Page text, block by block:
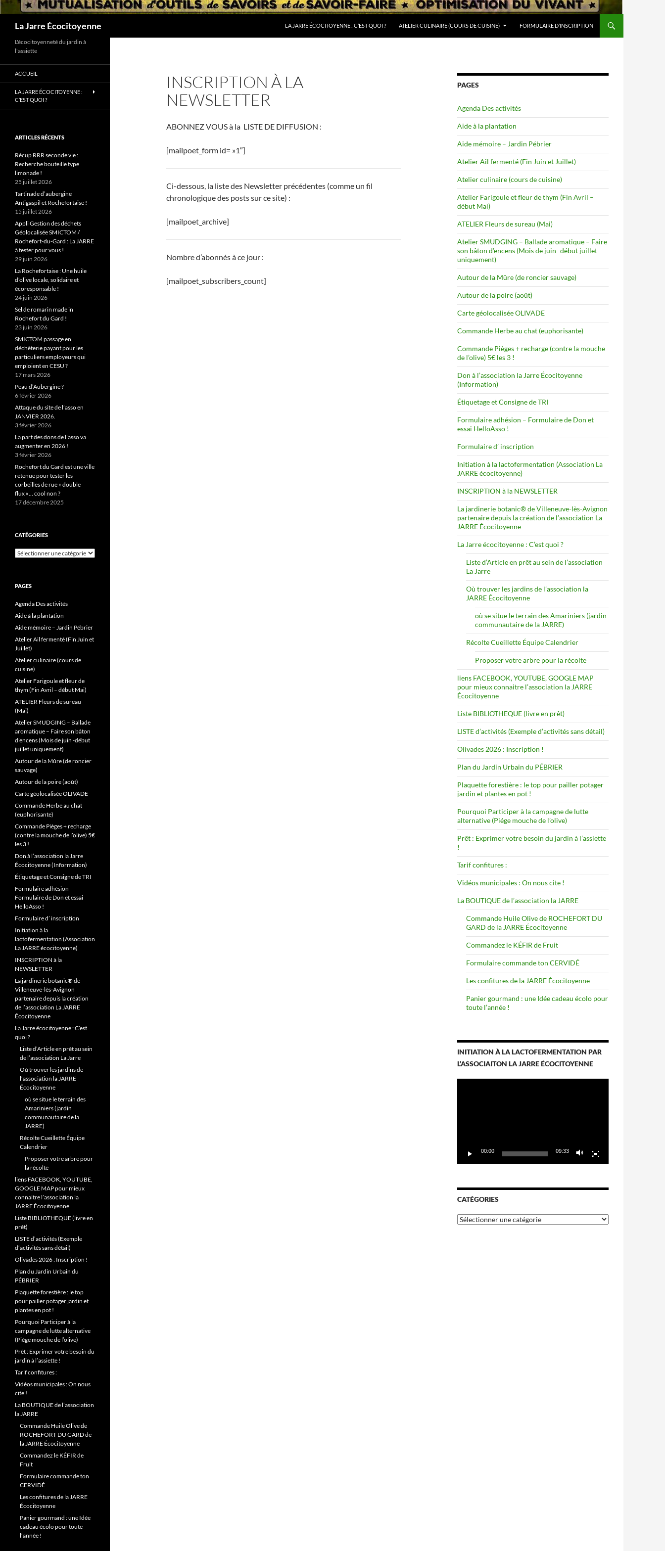
La Jarre Écocitoyenne LA JARRE ÉCOCITOYENNE : C’EST QUOI ? ATELIER CULINAIRE (COURS DE CUISINE) FORMULAIRE D’INSCRIPTION
INSCRIPTION À LA
NEWSLETTER
ABONNEZ VOUS à la LISTE DE DIFFUSION :
[mailpoet_form id= »1″]
Ci-dessous, la liste des Newsletter précédentes (comme un fil
chronologique des posts sur ce site) :
[mailpoet_archive]
Nombre d’abonnés à ce jour :
[mailpoet_subscribers_count]
PAGES
Agenda Des activités
Aide à la plantation
Aide mémoire – Jardin Pébrier
Atelier Ail fermenté (Fin Juin et Juillet)
Atelier culinaire (cours de cuisine)
Atelier Farigoule et fleur de thym (Fin Avril –
début Mai)
ATELIER Fleurs de sureau (Mai)
Atelier SMUDGING – Ballade aromatique – Faire
son bâton d’encens (Mois de juin -début juillet
uniquement)
Autour de la Mûre (de roncier sauvage)
Autour de la poire (août)
Carte géolocalisée OLIVADE
Commande Herbe au chat (euphorisante)
Commande Pièges + recharge (contre la mouche
de l’olive) 5€ les 3 !
Don à l’association la Jarre Écocitoyenne
(Information)
Étiquetage et Consigne de TRI
Formulaire adhésion – Formulaire de Don et
essai HelloAsso !
Formulaire d’ inscription
Initiation à la lactofermentation (Association La
JARRE écocitoyenne)
INSCRIPTION à la NEWSLETTER
La jardinerie botanic® de Villeneuve-lès-Avignon
partenaire depuis la création de l’association La
JARRE Écocitoyenne
La Jarre écocitoyenne : C’est quoi ?
Liste d’Article en prêt au sein de l’association
La Jarre
Où trouver les jardins de l’association la
JARRE Écocitoyenne
où se situe le terrain des Amariniers (jardin
communautaire de la JARRE)
Récolte Cueillette Équipe Calendrier
Proposer votre arbre pour la récolte
liens FACEBOOK, YOUTUBE, GOOGLE MAP
pour mieux connaitre l’association la JARRE
Écocitoyenne
Liste BIBLIOTHEQUE (livre en prêt)
LISTE d’activités (Exemple d’activités sans détail)
Olivades 2026 : Inscription !
Plan du Jardin Urbain du PÉBRIER
Plaquette forestière : le top pour pailler potager
jardin et plantes en pot !
Pourquoi Participer à la campagne de lutte
alternative (Piége mouche de l’olive)
Prêt : Exprimer votre besoin du jardin à l’assiette
!
Tarif confitures :
Vidéos municipales : On nous cite !
La BOUTIQUE de l’association la JARRE
Commande Huile Olive de ROCHEFORT DU
GARD de la JARRE Écocitoyenne
Commandez le KÉFIR de Fruit
Formulaire commande ton CERVIDÉ
Les confitures de la JARRE Écocitoyenne
Panier gourmand : une Idée cadeau écolo pour
toute l’année !
INITIATION À LA LACTOFERMENTATION PAR
L’ASSOCIAITON LA JARRE ÉCOCITOYENNE
00:00 09:33
CATÉGORIES
Catégories
L'écocitoyenneté du jardin à
l'assiette
ACCUEIL
LA JARRE ÉCOCITOYENNE :
C’EST QUOI ?
ARTICLES RÉCENTS
Récup RRR seconde vie :
Recherche bouteille type
limonade !
25 juillet 2026
Tartinade d’aubergine
Antigaspil et Rochefortaise !
15 juillet 2026
Appli Gestion des déchets
Géolocalisée SMICTOM /
Rochefort-du-Gard : La JARRE
à tester pour vous !
29 juin 2026
La Rochefortaise : Une huile
d’olive locale, solidaire et
écoresponsable !
24 juin 2026
Sel de romarin made in
Rochefort du Gard !
23 juin 2026
SMICTOM passage en
déchèterie payant pour les
particuliers employeurs qui
emploient en CESU ?
17 mars 2026
Peau d’Aubergine ?
6 février 2026
Attaque du site de l’asso en
JANVIER 2026.
3 février 2026
La part des dons de l’asso va
augmenter en 2026 !
3 février 2026
Rochefort du Gard est une ville
retenue pour tester les
corbeilles de rue « double
flux »… cool non ?
17 décembre 2025
CATÉGORIES
Catégories
PAGES
Agenda Des activités
Aide à la plantation
Aide mémoire – Jardin Pébrier
Atelier Ail fermenté (Fin Juin et
Juillet)
Atelier culinaire (cours de
cuisine)
Atelier Farigoule et fleur de
thym (Fin Avril – début Mai)
ATELIER Fleurs de sureau
(Mai)
Atelier SMUDGING – Ballade
aromatique – Faire son bâton
d’encens (Mois de juin -début
juillet uniquement)
Autour de la Mûre (de roncier
sauvage)
Autour de la poire (août)
Carte géolocalisée OLIVADE
Commande Herbe au chat
(euphorisante)
Commande Pièges + recharge
(contre la mouche de l’olive) 5€
les 3 !
Don à l’association la Jarre
Écocitoyenne (Information)
Étiquetage et Consigne de TRI
Formulaire adhésion –
Formulaire de Don et essai
HelloAsso !
Formulaire d’ inscription
Initiation à la
lactofermentation (Association
La JARRE écocitoyenne)
INSCRIPTION à la
NEWSLETTER
La jardinerie botanic® de
Villeneuve-lès-Avignon
partenaire depuis la création
de l’association La JARRE
Écocitoyenne
La Jarre écocitoyenne : C’est
quoi ?
Liste d’Article en prêt au sein
de l’association La Jarre
Où trouver les jardins de
l’association la JARRE
Écocitoyenne
où se situe le terrain des
Amariniers (jardin
communautaire de la
JARRE)
Récolte Cueillette Équipe
Calendrier
Proposer votre arbre pour
la récolte
liens FACEBOOK, YOUTUBE,
GOOGLE MAP pour mieux
connaitre l’association la
JARRE Écocitoyenne
Liste BIBLIOTHEQUE (livre en
prêt)
LISTE d’activités (Exemple
d’activités sans détail)
Olivades 2026 : Inscription !
Plan du Jardin Urbain du
PÉBRIER
Plaquette forestière : le top
pour pailler potager jardin et
plantes en pot !
Pourquoi Participer à la
campagne de lutte alternative
(Piége mouche de l’olive)
Prêt : Exprimer votre besoin du
jardin à l’assiette !
Tarif confitures :
Vidéos municipales : On nous
cite !
La BOUTIQUE de l’association
la JARRE
Commande Huile Olive de
ROCHEFORT DU GARD de
la JARRE Écocitoyenne
Commandez le KÉFIR de
Fruit
Formulaire commande ton
CERVIDÉ
Les confitures de la JARRE
Écocitoyenne
Panier gourmand : une Idée
cadeau écolo pour toute
l’année !